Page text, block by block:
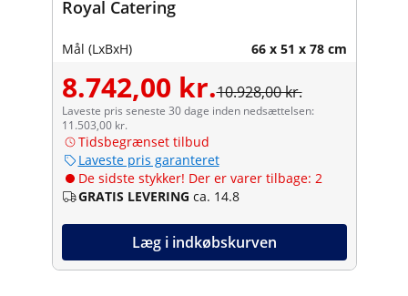
Royal Catering
Mål (LxBxH) 66 x 51 x 78 cm
8.742,00 kr.10.928,00 kr.
Laveste pris seneste 30 dage inden nedsættelsen:
11.503,00 kr.
Tidsbegrænset tilbud
Laveste pris garanteret
De sidste stykker! Der er varer tilbage: 2
GRATIS LEVERING ca. 14.8
Læg i indkøbskurven